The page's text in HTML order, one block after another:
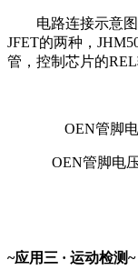
电路连接示意
JFET的两种，
管，控制芯片的
OEN管脚
OEN管脚电
~应用三 · 运动检测~